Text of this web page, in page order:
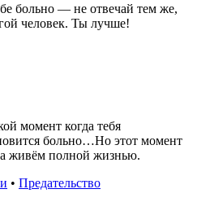
больно — не отвечай тем же,
человек. Ты лучше!
момент когда тебя
больно…Но этот момент
живём полной жизнью.
• Предательство